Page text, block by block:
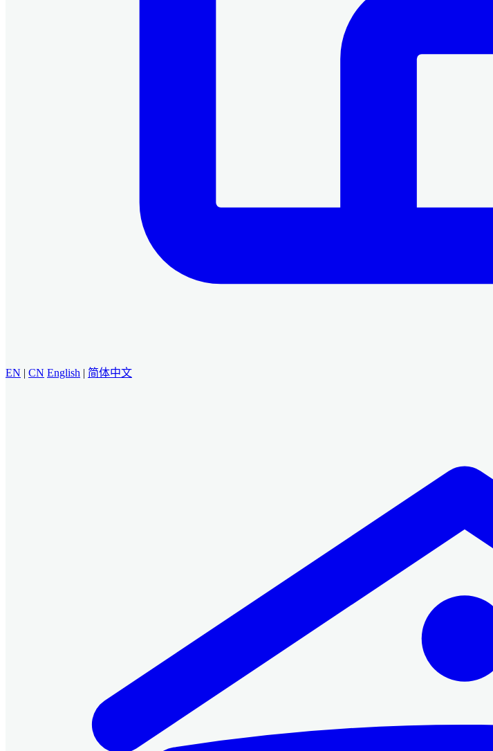
EN | CN English | 简体中文